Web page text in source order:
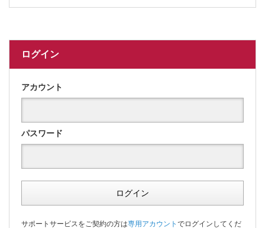
ログイン
アカウント
パスワード
ログイン
サポートサービスをご契約の方は専用アカウント でログインしてくだ